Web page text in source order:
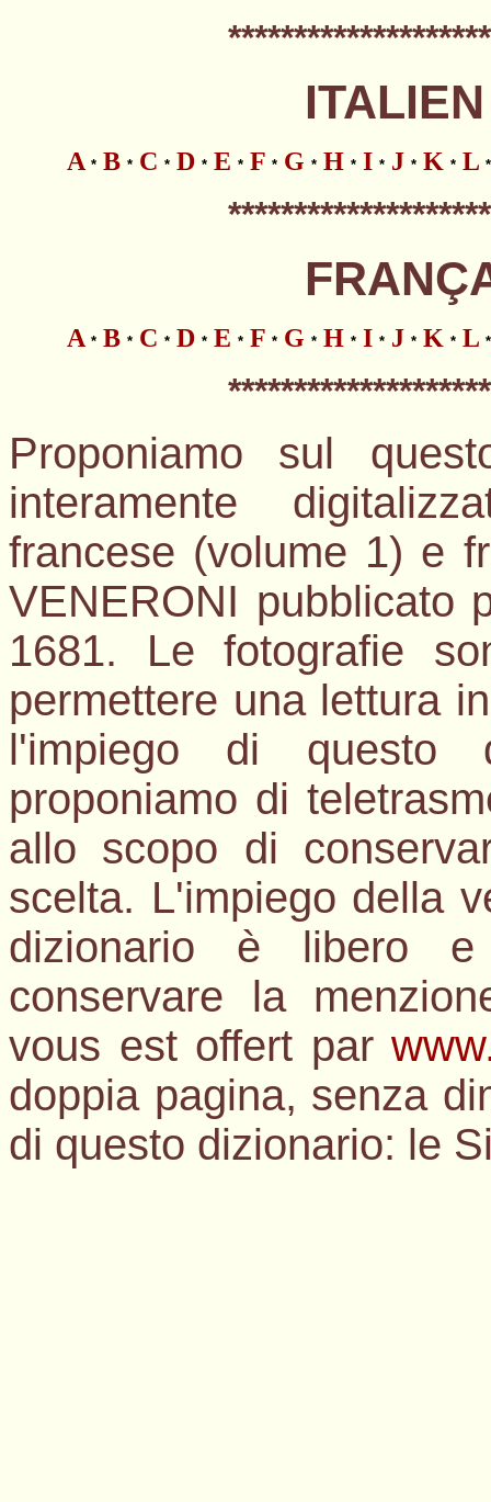
*
A * B * C * D * E * F * G * H * I * J * K * L *
*
A * B * C * D * E * F * G * H * I * J * K * L *
*
Proponiamo sul
interamente
francese (volume 1) e
VENERONI pubblicato
1681. Le fotografie
permettere una lettura
l'impiego di questo
proponiamo di
allo scopo di
scelta. L'impiego della
dizionario è libero
conservare la
vous est offert par
doppia pagina, senza
di questo dizionario: le